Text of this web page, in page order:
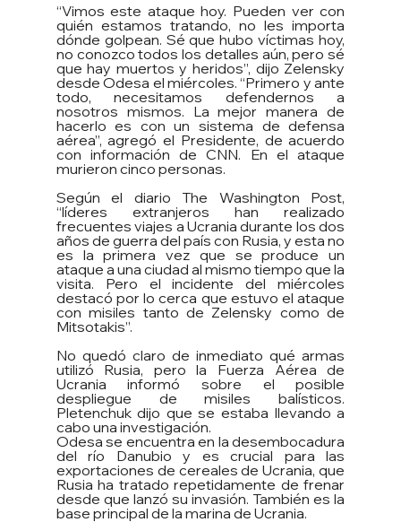
“Vimos este ataque hoy. Pueden ver con
quién estamos tratando, no les importa
dónde golpean. Sé que hubo víctimas hoy,
no conozco todos los detalles aún, pero sé
que hay muertos y heridos”, dijo Zelensky
desde Odesa el miércoles. “Primero y ante
todo, necesitamos defendernos a
nosotros mismos. La mejor manera de
hacerlo es con un sistema de defensa
aérea”, agregó el Presidente, de acuerdo
con información de CNN. En el ataque
murieron cinco personas.
Según el diario The Washington Post,
“líderes extranjeros han realizado
frecuentes viajes a Ucrania durante los dos
años de guerra del país con Rusia, y esta no
es la primera vez que se produce un
ataque a una ciudad al mismo tiempo que la
visita. Pero el incidente del miércoles
destacó por lo cerca que estuvo el ataque
con misiles tanto de Zelensky como de
Mitsotakis”.
No quedó claro de inmediato qué armas
utilizó Rusia, pero la Fuerza Aérea de
Ucrania informó sobre el posible
despliegue de misiles balísticos.
Pletenchuk dijo que se estaba llevando a
cabo una investigación.
Odesa se encuentra en la desembocadura
del río Danubio y es crucial para las
exportaciones de cereales de Ucrania, que
Rusia ha tratado repetidamente de frenar
desde que lanzó su invasión. También es la
base principal de la marina de Ucrania.